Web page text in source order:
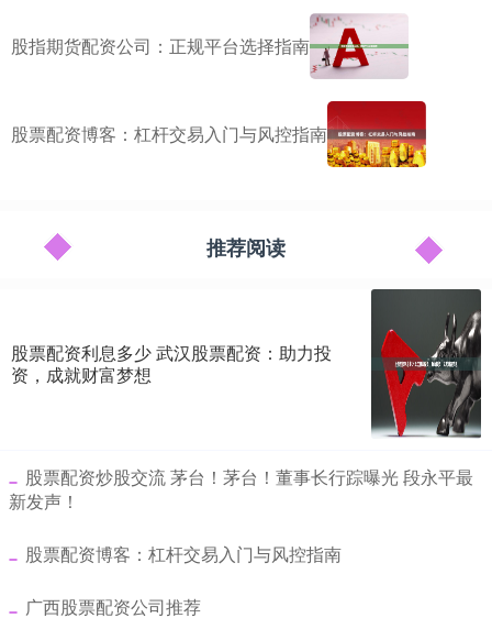
股指期货配资公司：正规平台选择指南
股票配资博客：杠杆交易入门与风控指南
推荐阅读
股票配资利息多少 武汉股票配资：助力投
资，成就财富梦想
​股票配资炒股交流 茅台！茅台！董事长行踪曝光 段永平最
新发声！
​股票配资博客：杠杆交易入门与风控指南
​广西股票配资公司推荐